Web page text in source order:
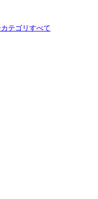
テゴリすべて